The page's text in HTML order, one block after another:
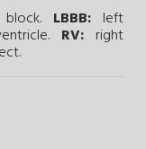
LBBB:left
RV:right